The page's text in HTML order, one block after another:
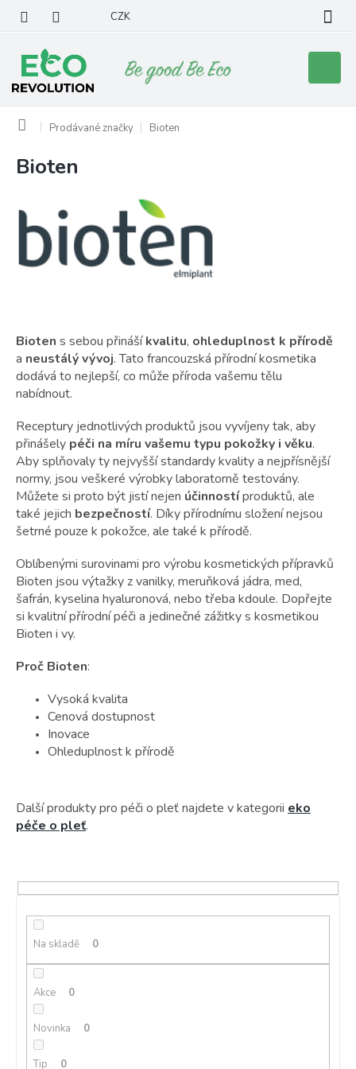
obsah
CZK
košík
Domů Prodávané značky Bioten
Bioten
Bioten s sebou přinášíkvalitu, ohleduplnost k přírodě
a neustálý vývoj. Tato francouzská přírodní kosmetika
dodává to nejlepší, co může příroda vašemu tělu
nabídnout.
Receptury jednotlivých produktů jsou vyvíjeny tak, aby
přinášely péči na míru vašemu typu pokožky i věku.
Aby splňovaly ty nejvyšší standardy kvality a nejpřísnější
normy, jsou veškeré výrobky laboratorně testovány.
Můžete si proto být jistí nejen účinnostíproduktů, ale
také jejich bezpečností. Díky přírodnímu složení nejsou
šetrné pouze k pokožce, ale také k přírodě.
Oblíbenými surovinami pro výrobu kosmetických přípravků
Bioten jsou výtažky z vanilky, meruňková jádra, med,
šafrán, kyselina hyaluronová, nebo třeba kdoule. Dopřejte
si kvalitní přírodní péči a jedinečné zážitky s kosmetikou
Bioten i vy.
Proč Bioten:
Vysoká kvalita
Cenová dostupnost
Inovace
Ohleduplnost k přírodě
Další produkty pro péči o pleť najdete v kategorii eko
péče o pleť.
Na skladě 0
Akce 0
Novinka 0
Tip 0
V
i
r
k
t
ů